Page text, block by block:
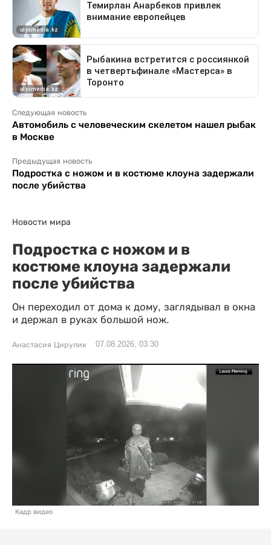
Следующая новость
Автомобиль с человеческим скелетом нашел рыбак
в Москве
Предыдущая новость
Подростка с ножом и в костюме клоуна задержали
после убийства
Новости мира
Подростка с ножом и в
костюме клоуна задержали
после убийства
Он переходил от дома к дому, заглядывал в окна
и держал в руках большой нож.
Анастасия Цирулик 07.08.2026, 03:30
Кадр видео